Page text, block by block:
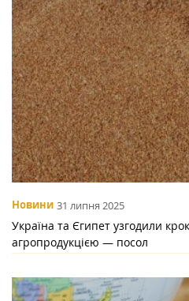
Новини 31 липня 2025
Україна та Єгипет узгодили
агропродукцією — посол